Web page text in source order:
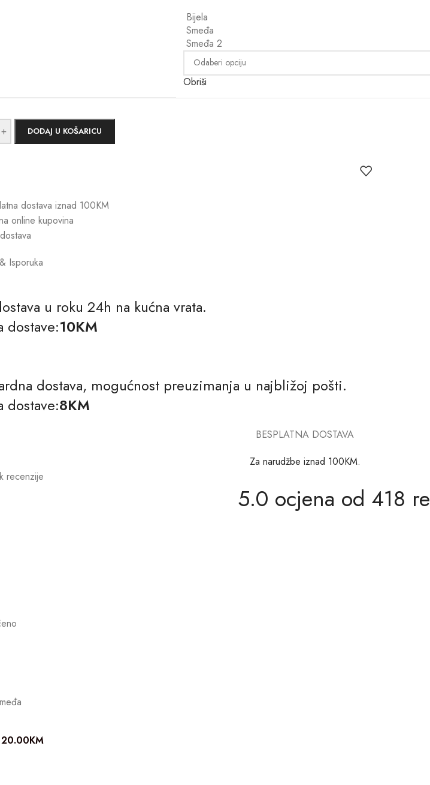
Bijela
Smeđa
Smeđa 2
Obriši
+ DODAJ U KOŠARICU
dostava iznad 100KM
online kupovina
Isporuka
u roku 24h na kućna vrata.
dostave:10KM
dostava, mogućnost preuzimanja u najbližoj pošti.
dostave:8KM
BESPLATNA DOSTAVA
Za narudžbe iznad 100KM.
recenzije
5.0 ocjena od 418
20.00KM